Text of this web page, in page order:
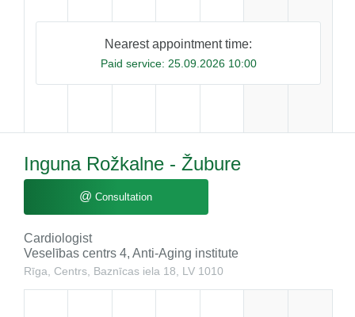
Nearest appointment time:
Paid service: 25.09.2026 10:00
Inguna Rožkalne - Žubure
@ Consultation
Cardiologist
Veselības centrs 4, Anti-Aging institute
Rīga, Centrs, Baznīcas iela 18, LV 1010